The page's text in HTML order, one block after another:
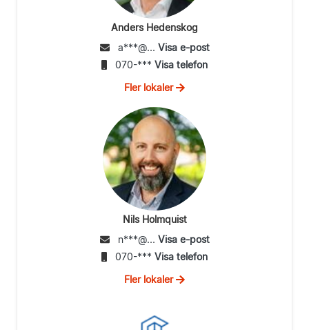
Anders Hedenskog
a***@... Visa e-post
070-*** Visa telefon
Fler lokaler
Nils Holmquist
n***@... Visa e-post
070-*** Visa telefon
Fler lokaler